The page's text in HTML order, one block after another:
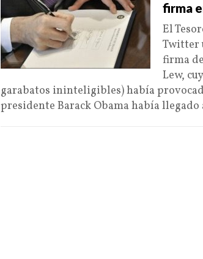
firma
El
Twitter
firma
Lew,
garabatos ininteligibles) había
presidente Barack Obama había llegado